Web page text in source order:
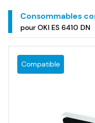
Consommables
pour OKI ES 6410 DN
Compatible